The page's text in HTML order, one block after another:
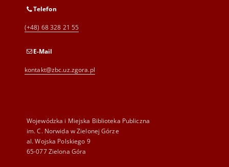
Telefon
(+48) 68 328 21 55
E-Mail
kontakt@zbc.uz.zgora.pl
Wojewódzka i Miejska Biblioteka Publiczna
im. C. Norwida w Zielonej Górze
al. Wojska Polskiego 9
65-077 Zielona Góra